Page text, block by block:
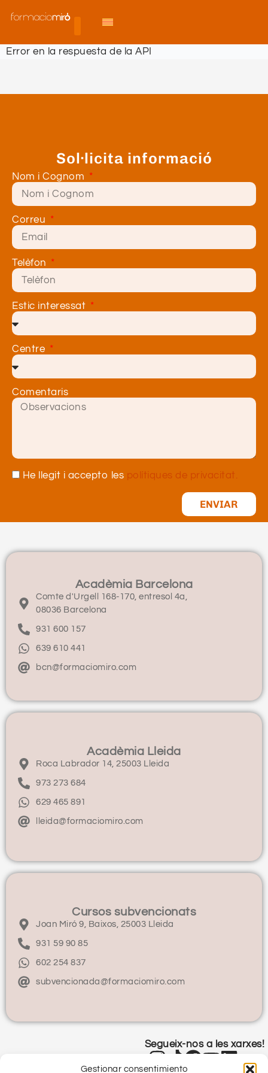
Gestionar consentimiento
Error en la respuesta de la API
Sol·licita informació
Nom i Cognom
Correu
Telèfon
Estic interessat
Centre
Comentaris
He llegit i accepto les polítiques de privacitat.
ENVIAR
Acadèmia Barcelona
Comte d'Urgell 168-170, entresol 4a,
08036 Barcelona
931 600 157
639 610 441
bcn@formaciomiro.com
Acadèmia Lleida
Roca Labrador 14, 25003 Lleida
973 273 684
629 465 891
lleida@formaciomiro.com
Cursos subvencionats
Joan Miró 9, Baixos, 25003 Lleida
931 59 90 85
602 254 837
subvencionada@formaciomiro.com
Segueix-nos a les xarxes!